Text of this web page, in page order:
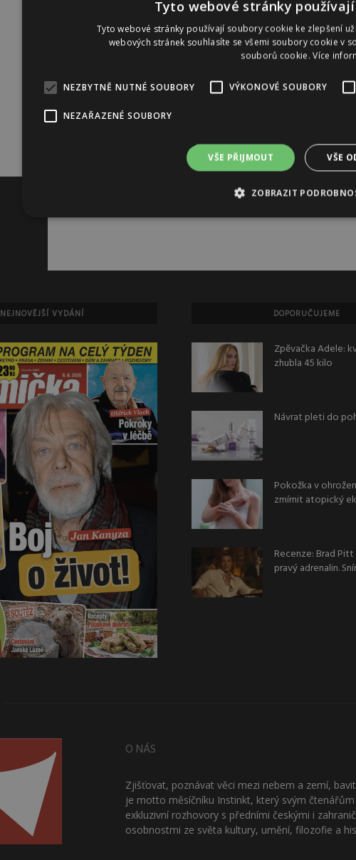
Reklama
NEJNOVĚJŠÍ VYDÁNÍ DOPORUČUJEME
Zpěvačka Adele:
zhubla 45 kilo
Návrat pleti do
Pokožka v
zmírnit atopický
Recenze: Brad
pravý adrenalin.
O NÁS
Zjišťovat, poznávat věci mezi nebem a zemí,
je motto měsíčníku Instinkt, který svým
exkluzivní rozhovory s předními českými i
osobnostmi ze světa kultury, umění, filozofie a
Tyto webové stránky
Tyto webové stránky používají soubory cookie ke zlepšení
webových stránek souhlasíte se všemi soubory cookie v
souborů cookie.Více
NEZBYTNĚ NUTNÉ SOUBORY VÝKONOVÉ SOUBORY
NEZAŘAZENÉ SOUBORY
VŠE PŘIJMOUT VŠE
ZOBRAZIT